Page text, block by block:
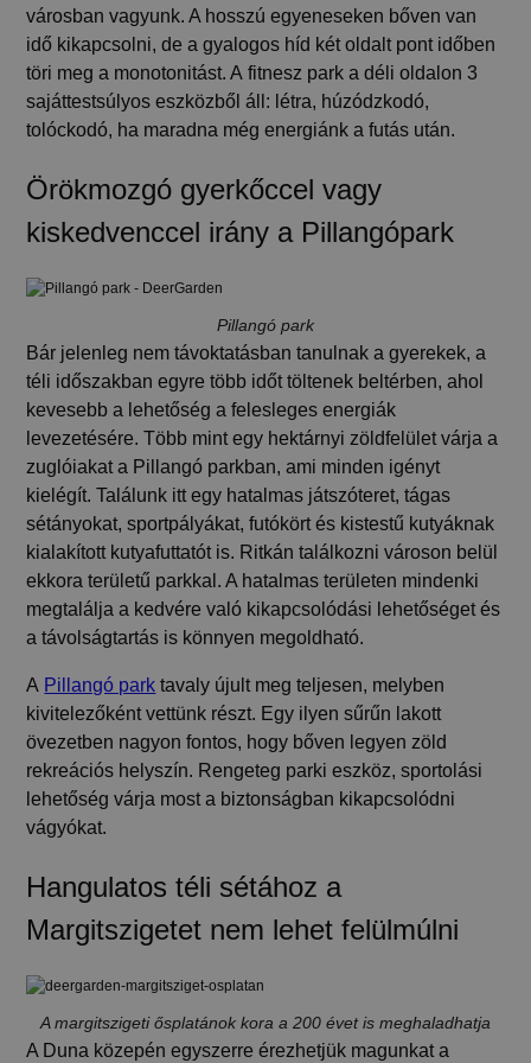
városban vagyunk. A hosszú egyeneseken bőven van
idő kikapcsolni, de a gyalogos híd két oldalt pont időben
töri meg a monotonitást. Afitnesz park a déli oldalon3
sajáttestsúlyos eszközből áll: létra, húzódzkodó,
tolóckodó, ha maradna még energiánk a futás után.
Örökmozgó gyerkőccel vagy
kiskedvenccel irány a Pillangópark
Pillangó park
Bár jelenleg nem távoktatásban tanulnak a gyerekek, a
téli időszakban egyre több időt töltenek beltérben, ahol
kevesebb a lehetőség a felesleges energiák
levezetésére. Több mintegy hektárnyi zöldfelületvárja a
zuglóiakat a Pillangó parkban, ami minden igényt
kielégít.Találunk itt egy hatalmas játszóteret, tágas
sétányokat, sportpályákat, futókört és kistestű kutyáknak
kialakított kutyafuttatótis. Ritkán találkozni városon belül
ekkora területű parkkal. A hatalmas területen mindenki
megtalálja a kedvére való kikapcsolódási lehetőséget és
a távolságtartás is könnyen megoldható.
A Pillangó park tavaly újult meg teljesen, melyben
kivitelezőként vettünk részt. Egy ilyen sűrűn lakott
övezetben nagyon fontos, hogy bőven legyen zöld
rekreációs helyszín. Rengeteg parki eszköz, sportolási
lehetőség várja most a biztonságban kikapcsolódni
vágyókat.
Hangulatos téli sétához a
Margitszigetet nem lehet felülmúlni
A margitszigeti ősplatánok kora a 200 évet is meghaladhatja
A Duna közepén egyszerre érezhetjük magunkat a